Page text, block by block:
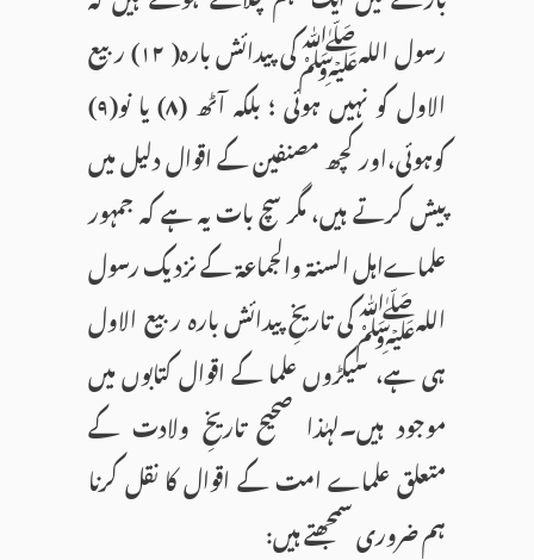
رسول اللہﷺکی پیدائش بارہ( ۱۲) ربیع
الاول کو نہیں ہوئی ؛ بلکہ آٹھ (۸) یا نو(۹)
کوہوئی،اور کچھ مصنفین کے اقوال دلیل میں
پیش کرتے ہیں، مگر سچ بات یہ ہے کہ جمہور
علماےاہل السنۃ والجماعۃ کے نزدیک رسول
اللہﷺکی تاریخِ پیدائش بارہ ربیع الاول
ہی ہے، سیکڑوں علما کے اقوال کتابوں میں
موجود ہیں۔لہٰذا صحیح تاریخِ ولادت کے
متعلق علماے امت کے اقوال کا نقل کرنا
ہم ضروری سمجھتے ہیں: